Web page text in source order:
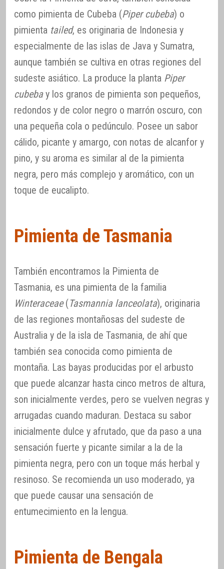
como pimienta de Cubeba (Piper cubeba) o
pimienta tailed, es originaria de Indonesia y
especialmente de las islas de Java y Sumatra,
aunque también se cultiva en otras regiones del
sudeste asiático. La produce la planta Piper
cubebay los granos de pimienta son pequeños,
redondos y de color negro o marrón oscuro, con
una pequeña cola o pedúnculo. Posee un sabor
cálido, picante y amargo, con notas de alcanfor y
pino, y su aroma es similar al de la pimienta
negra, pero más complejo y aromático, con un
toque de eucalipto.
Pimienta de Tasmania
También encontramos la Pimienta de
Tasmania, es una pimienta de la familia
Winteraceae(Tasmannia lanceolata), originaria
de las regiones montañosas del sudeste de
Australia y de la isla de Tasmania, de ahí que
también sea conocida como pimienta de
montaña. Las bayas producidas por el arbusto
que puede alcanzar hasta cinco metros de altura,
son inicialmente verdes, pero se vuelven negras y
arrugadas cuando maduran. Destaca su sabor
inicialmente dulce y afrutado, que da paso a una
sensación fuerte y picante similar a la de la
pimienta negra, pero con un toque más herbal y
resinoso. Se recomienda un uso moderado, ya
que puede causar una sensación de
entumecimiento en la lengua.
Pimienta de Bengala